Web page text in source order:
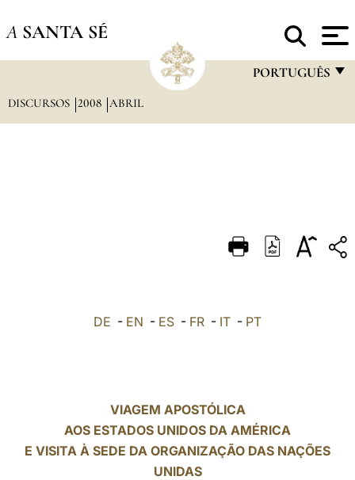
A SANTA SÉ
PORTUGUÊS
DEUTSCH
العربيّة
DISCURSOS 2008 ABRIL
DE - EN - ES - FR - IT - PT
VIAGEM APOSTÓLICA
AOS ESTADOS UNIDOS DA AMÉRICA
E VISITA À SEDE DA ORGANIZAÇÃO DAS NAÇÕES
UNIDAS